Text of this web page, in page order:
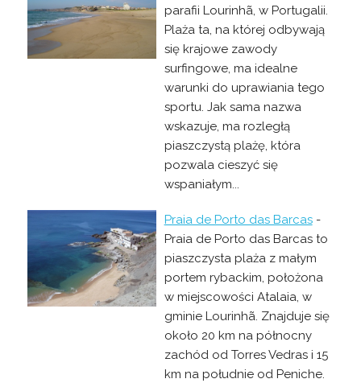
parafii Lourinhã, w Portugalii.
Plaża ta, na której odbywają
się krajowe zawody
surfingowe, ma idealne
warunki do uprawiania tego
sportu. Jak sama nazwa
wskazuje, ma rozległą
piaszczystą plażę, która
pozwala cieszyć się
wspaniałym...
Praia de Porto das Barcas-
Praia de Porto das Barcas to
piaszczysta plaża z małym
portem rybackim, położona
w miejscowości Atalaia, w
gminie Lourinhã. Znajduje się
około 20 km na północny
zachód od Torres Vedras i 15
km na południe od Peniche.